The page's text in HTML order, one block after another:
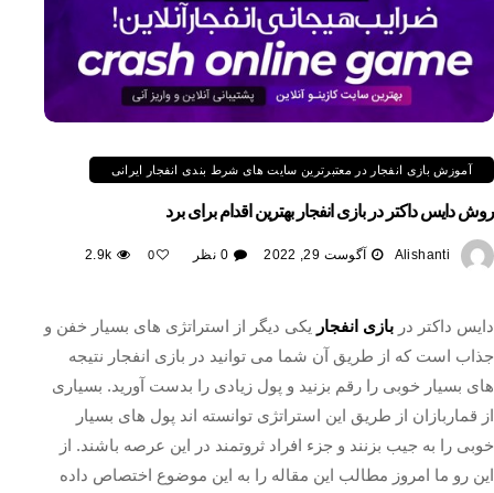
آموزش بازی انفجار در معتبرترین سایت های شرط بندی انفجار ایرانی
روش دایس داکتر در بازی انفجار بهترین اقدام برای برد
Alishanti آگوست 29, 2022 0 نظر 0
2.9k
دایس داکتر در بازی انفجار یکی دیگر از استراتژی های بسیار خفن و
جذاب است که از طریق آن شما می توانید در بازی انفجار نتیجه
های بسیار خوبی را رقم بزنید و پول زیادی را بدست آورید. بسیاری
از قماربازان از طریق این استراتژی توانسته اند پول های بسیار
خوبی را به جیب بزنند و جزء افراد ثروتمند در این عرصه باشند. از
این رو ما امروز مطالب این مقاله را به این موضوع اختصاص داده